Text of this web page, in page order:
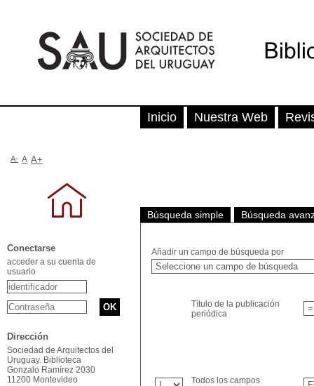
Búsqueda simple Búsqueda
Añadir un campo de búsqueda por
Título de la publicación
periódica
Todos los campos
Inicio Nuestra Web
A- A A+
Conectarse
acceder a su cuenta de
usuario
Dirección
Sociedad de Arquitectos del
Uruguay. Biblioteca
Gonzalo Ramírez 2030
11200 Montevideo